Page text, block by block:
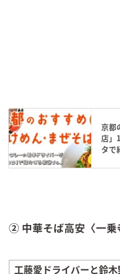
京都
店」
タで
② 中華そば高安〈一乗
工藤愛 ドライバーと鈴